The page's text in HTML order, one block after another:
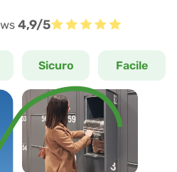
4,9/5
Sicuro Facile